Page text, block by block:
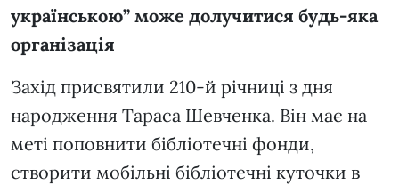
українською” може долучитися будь-яка
організація
Захід присвятили 210-й річниці з дня
народження Тараса Шевченка. Він має на
меті поповнити бібліотечні фонди,
створити мобільні бібліотечні куточки в